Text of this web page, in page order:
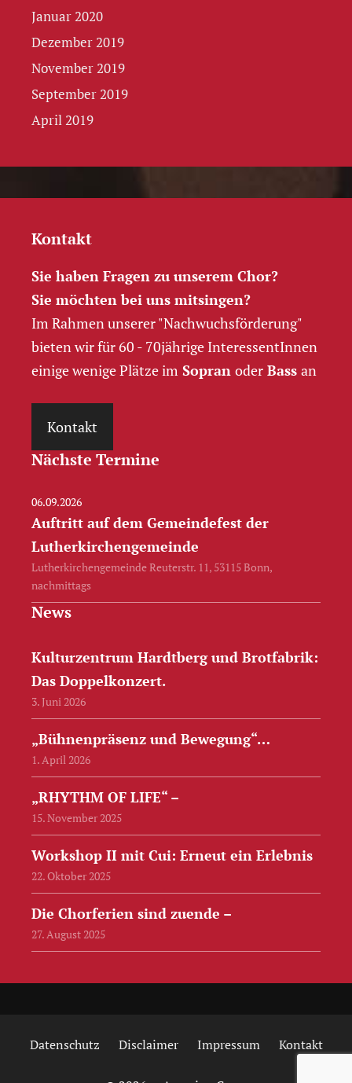
Januar 2020
Dezember 2019
November 2019
September 2019
April 2019
Kontakt
Sie haben Fragen zu unserem Chor?
Sie möchten bei uns mitsingen?
Im Rahmen unserer "Nachwuchs­förderung"
bieten wir für 60 - 70jährige InteressentInnen
einige wenige Plätze im Sopran oder Bass an
Kontakt
Nächste Termine
06.09.2026
Auftritt auf dem Gemeindefest der
Lutherkirchengemeinde
Lutherkirchengemeinde Reuterstr. 11, 53115 Bonn,
nachmittags
News
Kulturzentrum Hardtberg und Brotfabrik:
Das Doppelkonzert.
3. Juni 2026
„Bühnenpräsenz und Bewegung“…
1. April 2026
„RHYTHM OF LIFE“ –
15. November 2025
Workshop II mit Cui: Erneut ein Erlebnis
22. Oktober 2025
Die Chorferien sind zuende –
27. August 2025
Datenschutz Disclaimer Impressum Kontakt